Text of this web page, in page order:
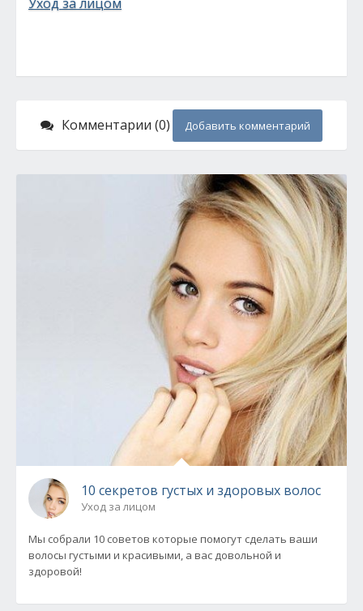
Комментарии (0) Добавить комментарий
10 секретов густых и здоровых волос
Уход за лицом
Мы собрали 10 советов которые помогут сделать ваши
волосы густыми и красивыми, а вас довольной и
здоровой!